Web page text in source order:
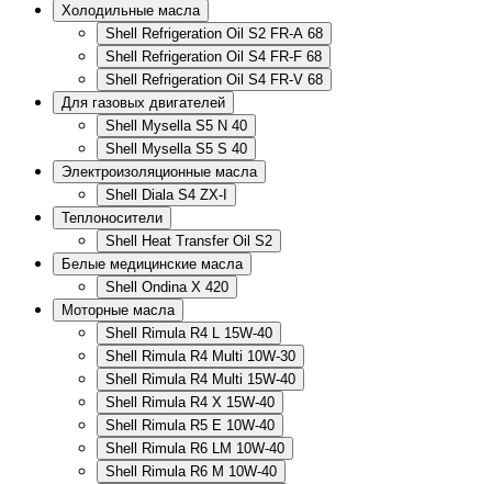
Холодильные масла
Shell Refrigeration Oil S2 FR-A 68
Shell Refrigeration Oil S4 FR-F 68
Shell Refrigeration Oil S4 FR-V 68
Для газовых двигателей
Shell Mysella S5 N 40
Shell Mysella S5 S 40
Электроизоляционные масла
Shell Diala S4 ZX-I
Теплоносители
Shell Heat Transfer Oil S2
Белые медицинские масла
Shell Ondina X 420
Моторные масла
Shell Rimula R4 L 15W-40
Shell Rimula R4 Multi 10W-30
Shell Rimula R4 Multi 15W-40
Shell Rimula R4 X 15W-40
Shell Rimula R5 E 10W-40
Shell Rimula R6 LM 10W-40
Shell Rimula R6 M 10W-40